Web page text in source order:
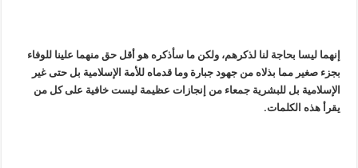
إنهما ليسا بحاجة لنا لذكرهم، ولكن ما سأذكره هو أقل حق منهما علينا للوفاء
بجزء صغير مما بذلاه من جهود جبارة وما قدماه للأمة الإسلامية بل حتى غير
الإسلامية بل للبشرية جمعاء من إنجازات عظيمة ليست خافية على كل من
يقرأ هذه الكلمات.